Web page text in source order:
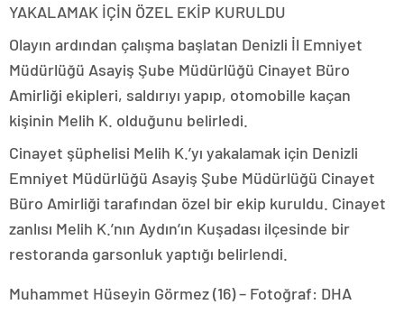
YAKALAMAK İÇİN ÖZEL EKİP KURULDU
Olayın ardından çalışma başlatan Denizli İl Emniyet
Müdürlüğü Asayiş Şube Müdürlüğü Cinayet Büro
Amirliği ekipleri, saldırıyı yapıp, otomobille kaçan
kişinin Melih K. olduğunu belirledi.
Cinayet şüphelisi Melih K.’yı yakalamak için Denizli
Emniyet Müdürlüğü Asayiş Şube Müdürlüğü Cinayet
Büro Amirliği tarafından özel bir ekip kuruldu. Cinayet
zanlısı Melih K.’nın Aydın’ın Kuşadası ilçesinde bir
restoranda garsonluk yaptığı belirlendi.
Muhammet Hüseyin Görmez (16) – Fotoğraf: DHA